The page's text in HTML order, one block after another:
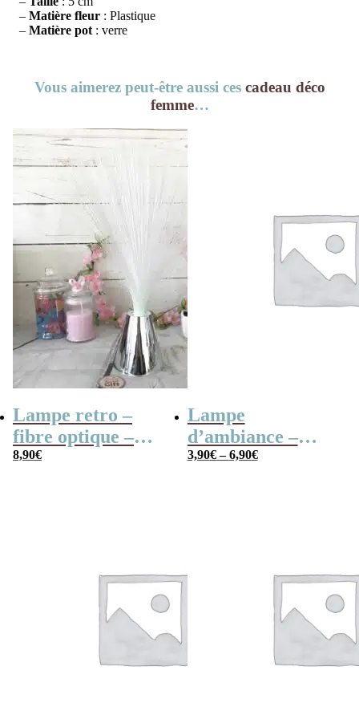
– Matière fleur : Plastique
– Matière pot : verre
Vous aimerez peut-être aussi ces cadeau déco
femme…
Lampe retro –
fibre optique –
Couleurs
8,90€
Lampe
d’ambiance –
Fibres optiques
3,90€–6,90€